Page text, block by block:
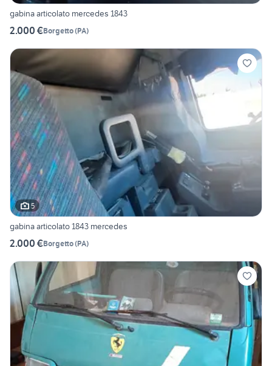
gabina articolato mercedes 1843
2.000 €Borgetto(PA)
5
gabina articolato 1843 mercedes
2.000 €Borgetto(PA)